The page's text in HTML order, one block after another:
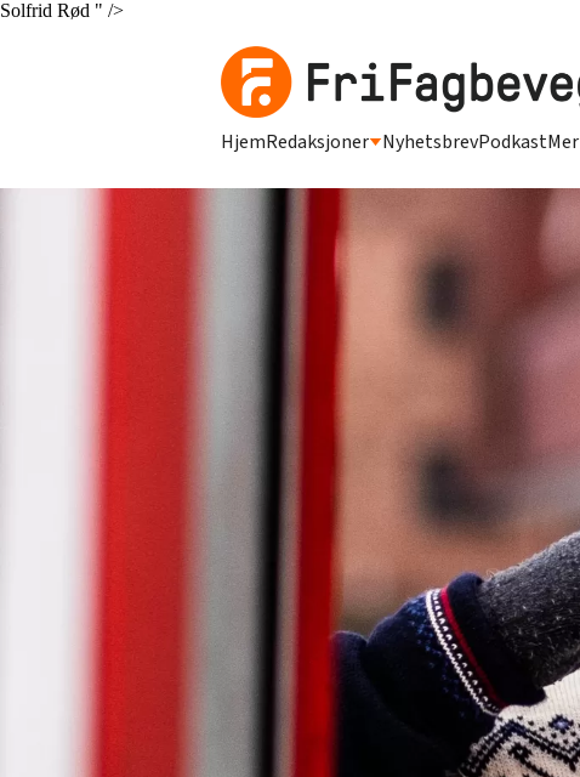
Solfrid Rød " />
HjemRedaksjoner NyhetsbrevPodkastMer